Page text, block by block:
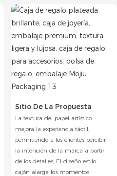
Sitio De La Propuesta
La textura del papel artístico
mejora la experiencia táctil,
permitiendo a los clientes percibir
la intención de la marca a partir
de los detalles; El diseño estilo
cajón alarga los momentos